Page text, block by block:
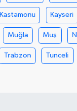
Kastamonu Kayseri
Muğla Muş
Trabzon Tunceli